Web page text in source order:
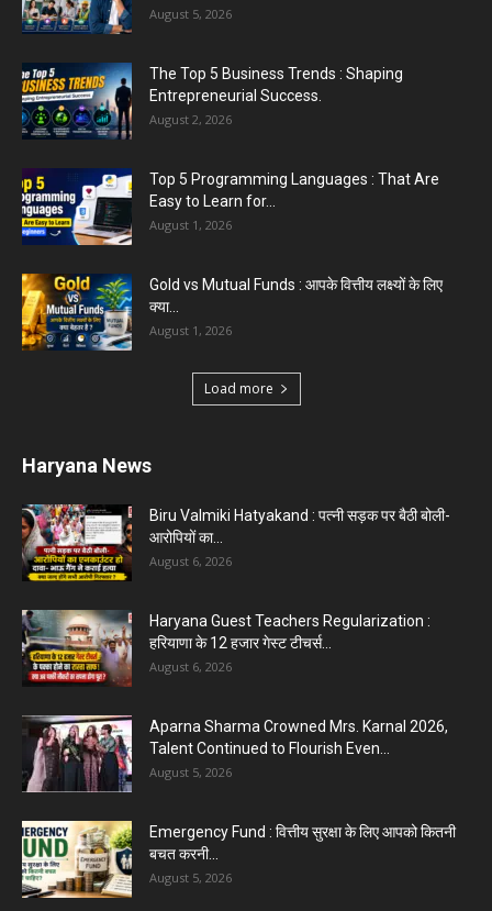
August 5, 2026
The Top 5 Business Trends : Shaping
Entrepreneurial Success.
August 2, 2026
Top 5 Programming Languages : That Are
Easy to Learn for...
August 1, 2026
Gold vs Mutual Funds : आपके वित्तीय लक्ष्यों के लिए
क्या...
August 1, 2026
Load more
Haryana News
Biru Valmiki Hatyakand : पत्नी सड़क पर बैठी बोली-
आरोपियों का...
August 6, 2026
Haryana Guest Teachers Regularization :
हरियाणा के 12 हजार गेस्ट टीचर्स...
August 6, 2026
Aparna Sharma Crowned Mrs. Karnal 2026,
Talent Continued to Flourish Even...
August 5, 2026
Emergency Fund : वित्तीय सुरक्षा के लिए आपको कितनी
बचत करनी...
August 5, 2026